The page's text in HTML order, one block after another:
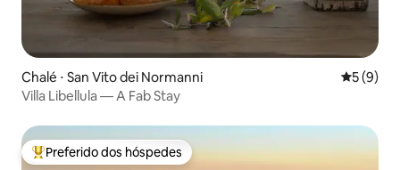
Chalé ⋅ San Vito dei Normanni 5 de
5 (9)
Villa Libellula — A Fab Stay
Entre os melhores preferidos dos hóspedes
Preferido dos hóspedes